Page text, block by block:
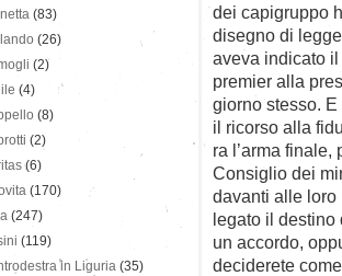
dei capigruppo
disegno di
aveva indicato
premier alla
giorno stesso.
il ricorso alla
ra l’arma
Consiglio dei
davanti alle loro
legato il destino
un accordo,
deciderete
(83)
(26)
(2)
(4)
(8)
(2)
(6)
(170)
(247)
(119)
in Liguria (35)